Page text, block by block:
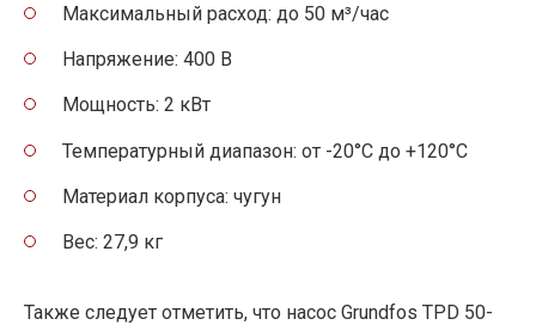
Максимальный расход: до 50 м³/час
Напряжение: 400 В
Мощность: 2 кВт
Температурный диапазон: от -20°C до +120°C
Материал корпуса: чугун
Вес: 27,9 кг
Также следует отметить, что насос Grundfos TPD 50-